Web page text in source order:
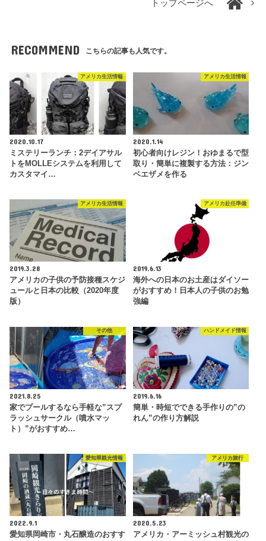
トップページへ
RECOMMEND こちらの記事も人気です。
アメリカ生活情報
2020.10.17
ミステリーランチ：2デイアサル
トをMOLLEシステムを利用して
カスタマイ…
アメリカ生活情報
2020.1.14
初心者向けレジン！おゆまるで型
取り・簡単に複製する方法：ジン
ベエザメを作る
アメリカ生活情報
2019.3.28
アメリカの子供の予防接種スケジ
ュールと日本の比較（2020年度
版）
アメリカ赴任準備
2019.6.13
海外への日本のお土産はダイソー
がおすすめ！日本人の子供のお勉
強編
その他
2021.8.25
家でプールするなら手軽な”スプ
ラッシュサークル（噴水マッ
ト）”がおすすめ…
ハンドメイド情報
2019.6.16
簡単・時短でできる手作りの”の
れん”の作り方解説
愛知県観光情報
2022.9.1
愛知県岡崎市・丸石醸造のおすす
アメリカ旅行
2020.5.23
アメリカ・アーミッシュ村観光の